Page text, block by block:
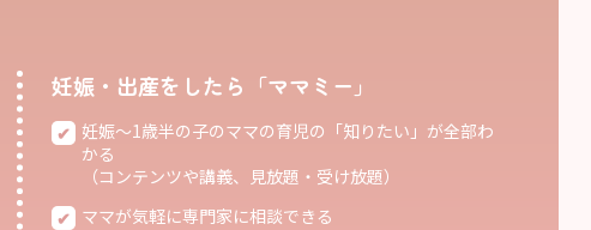
妊娠・出産をしたら「ママミー」
妊娠〜1歳半の子のママの育児の「知りたい」が全部わ
かる
（コンテンツや講義、見放題・受け放題）
ママが気軽に専門家に相談できる